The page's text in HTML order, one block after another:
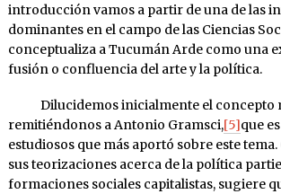
introducción vamos a partir de una de las
dominantes en el campo de las Ciencias
conceptualiza a Tucumán Arde como una
fusión o confluencia del arte y la política.
Dilucidemos inicialmente el concepto
remitiéndonos a Antonio Gramsci,[5]que
estudiosos que más aportó sobre este
sus teorizaciones acerca de la política
formaciones sociales capitalistas, sugiere